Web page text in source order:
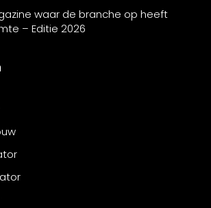
waar de branche op heeft
– Editie 2026